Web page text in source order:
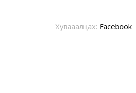
Хувааалцах: Facebook